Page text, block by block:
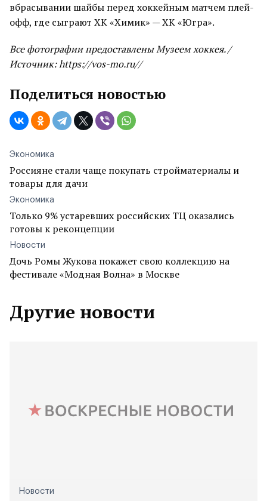
вбрасывании шайбы перед хоккейным матчем плей-
офф, где сыграют ХК «Химик» — ХК «Югра».
Все фотографии предоставлены Музеем хоккея. /
Источник: https://vos-mo.ru//
Поделиться новостью
Экономика
Россияне стали чаще покупать стройматериалы и
товары для дачи
Экономика
Только 9% устаревших российских ТЦ оказались
готовы к реконцепции
Новости
Дочь Ромы Жукова покажет свою коллекцию на
фестивале «Модная Волна» в Москве
Другие новости
Новости